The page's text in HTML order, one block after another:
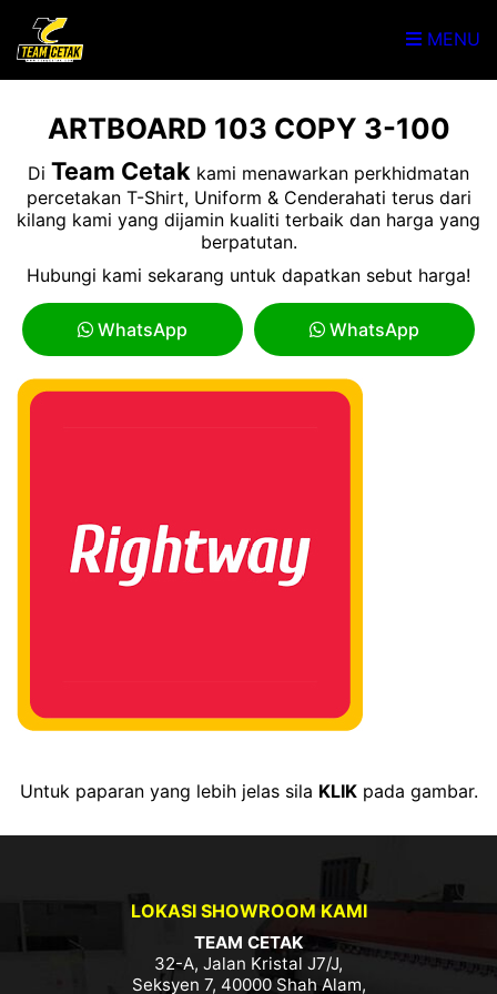
MENU
ARTBOARD 103 COPY 3-100
Di Team Cetak kami menawarkan perkhidmatan
percetakan T-Shirt, Uniform & Cenderahati terus dari
kilang kami yang dijamin kualiti terbaik dan harga yang
berpatutan.
Hubungi kami sekarang untuk dapatkan sebut harga!
WhatsApp WhatsApp
Untuk paparan yang lebih jelas sila KLIKpada gambar.
LOKASI SHOWROOM KAMI
TEAM CETAK
32-A, Jalan Kristal J7/J,
Seksyen 7, 40000 Shah Alam,